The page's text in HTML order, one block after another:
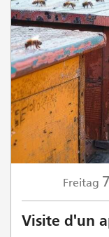
Freitag
Visite d'un